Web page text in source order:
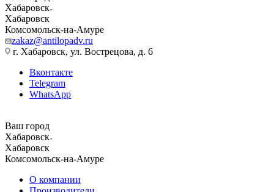
Хабаровск
Хабаровск
Комсомольск-на-Амуре
zakaz@antilopadv.ru
г. Хабаровск, ул. Вострецова, д. 6
Вконтакте
Telegram
WhatsApp
Ваш город
Хабаровск
Хабаровск
Комсомольск-на-Амуре
О компании